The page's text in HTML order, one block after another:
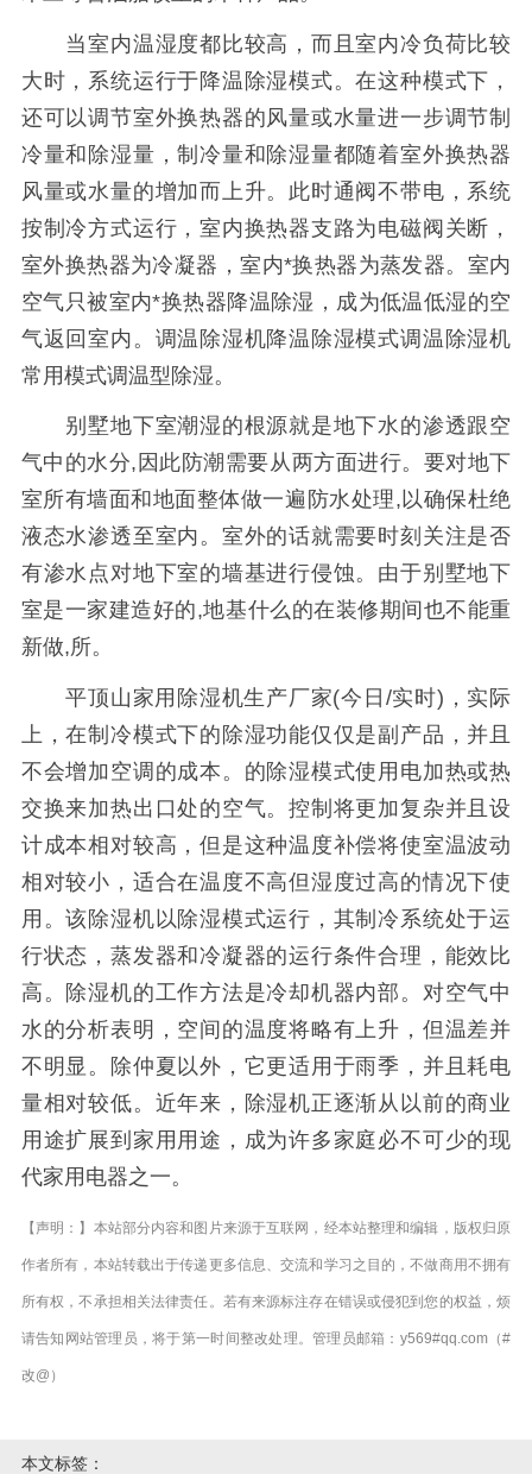
当室内温湿度都比较高，而且室内冷负荷比较
大时，系统运行于降温除湿模式。在这种模式下，
还可以调节室外换热器的风量或水量进一步调节制
冷量和除湿量，制冷量和除湿量都随着室外换热器
风量或水量的增加而上升。此时通阀不带电，系统
按制冷方式运行，室内换热器支路为电磁阀关断，
室外换热器为冷凝器，室内*换热器为蒸发器。室内
空气只被室内*换热器降温除湿，成为低温低湿的空
气返回室内。调温除湿机降温除湿模式调温除湿机
常用模式调温型除湿。
别墅地下室潮湿的根源就是地下水的渗透跟空
气中的水分,因此防潮需要从两方面进行。要对地下
室所有墙面和地面整体做一遍防水处理,以确保杜绝
液态水渗透至室内。室外的话就需要时刻关注是否
有渗水点对地下室的墙基进行侵蚀。由于别墅地下
室是一家建造好的,地基什么的在装修期间也不能重
新做,所。
平顶山家用除湿机生产厂家(今日/实时)，实际
上，在制冷模式下的除湿功能仅仅是副产品，并且
不会增加空调的成本。的除湿模式使用电加热或热
交换来加热出口处的空气。控制将更加复杂并且设
计成本相对较高，但是这种温度补偿将使室温波动
相对较小，适合在温度不高但湿度过高的情况下使
用。该除湿机以除湿模式运行，其制冷系统处于运
行状态，蒸发器和冷凝器的运行条件合理，能效比
高。除湿机的工作方法是冷却机器内部。对空气中
水的分析表明，空间的温度将略有上升，但温差并
不明显。除仲夏以外，它更适用于雨季，并且耗电
量相对较低。近年来，除湿机正逐渐从以前的商业
用途扩展到家用用途，成为许多家庭必不可少的现
代家用电器之一。
【声明：】本站部分内容和图片来源于互联网，经本站整理和编辑，版权归原
作者所有，本站转载出于传递更多信息、交流和学习之目的，不做商用不拥有
所有权，不承担相关法律责任。若有来源标注存在错误或侵犯到您的权益，烦
请告知网站管理员，将于第一时间整改处理。管理员邮箱：y569#qq.com（#
改@）
本文标签：